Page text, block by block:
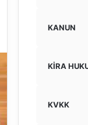
KANUN
KİRA
KVKK